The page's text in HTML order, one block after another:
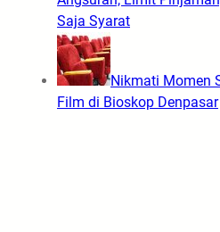
Saja Syarat
Nikmati Momen
Film di Bioskop Denpasar